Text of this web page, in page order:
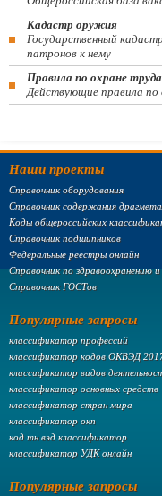
Кадастр оружия
Государственный
патронов к нему
Правила по охране труда
Действующие правила
Наши проекты
Справочник оборудования
Справочник содержания
Коды общероссийских
Справочник подшипников
Федеральные реестры онлайн
Справочник по здравоохранению
Справочник ГОСТов
Популярные запросы
классификатор профессий
классификатор кодов ОКВЭД
классификатор видов
классификатор основных средств
классификатор стран мира
классификатор окп
код тн вэд классификатор
классификатор УДК онлайн
Популярные запросы